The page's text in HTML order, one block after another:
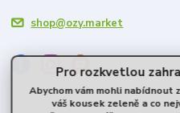
shop@ozy.market
Pro rozkvetlou
Abychom vám mohli nabídnout
váš kousek zeleně a co